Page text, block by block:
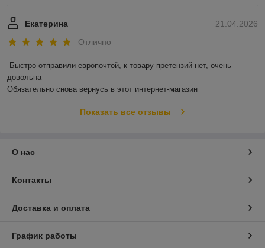
21.04.2026
Екатерина
Отлично
Быстро отправили европочтой, к товару претензий нет, очень
довольна
Обязательно снова вернусь в этот интернет-магазин
Показать все отзывы
О нас
Контакты
Доставка и оплата
График работы